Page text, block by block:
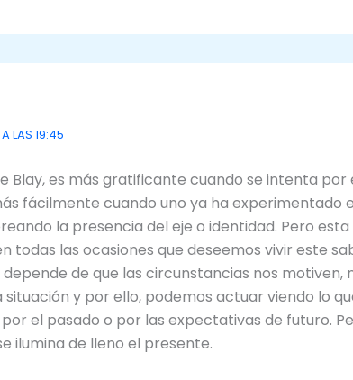
LAS 19:45
Blay, es más gratificante cuando se intenta
fácilmente cuando uno ya ha
la presencia del eje o identidad. Pero
todas las ocasiones que deseemos vivir este
de que las circunstancias nos
y por ello, podemos actuar viendo lo
el pasado o por las expectativas de futuro.
ilumina de lleno el presente.